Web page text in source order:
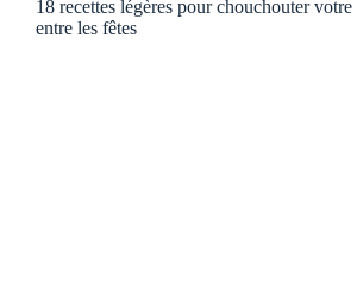
18 recettes légères pour chouchouter votre
entre les fêtes